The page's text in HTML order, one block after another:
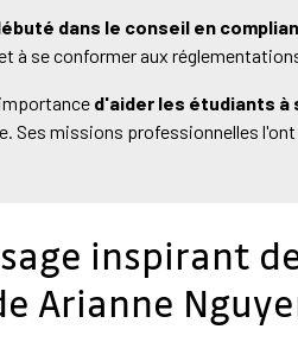
dans le conseil en
à se conformer aux
d'aider les étudiants à
Ses missions professionnelles
inspirant
Arianne